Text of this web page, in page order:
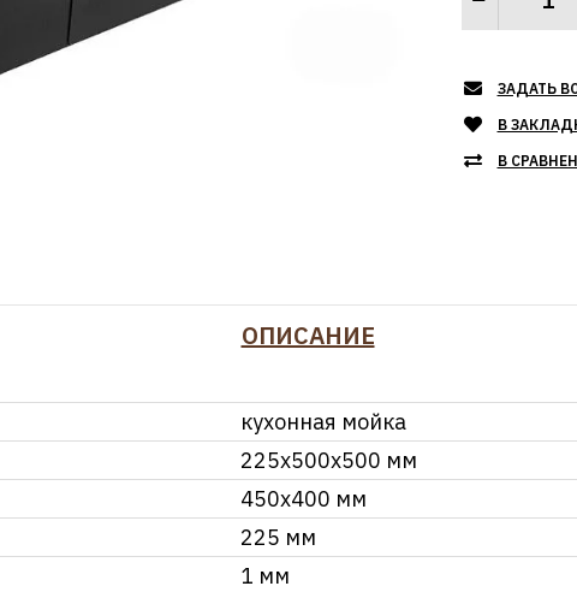
ЗАДАТЬ
В
В
ОПИСАНИЕ
кухонная мойка
225х500х500 мм
450х400 мм
225 мм
1 мм